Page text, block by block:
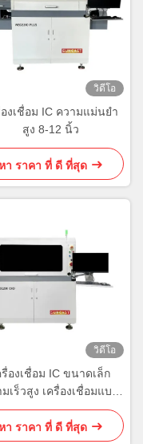
วิดีโอ
องเชื่อม IC ความแม่นยํา
สูง 8-12 นิ้ว
า ราคา ที่ ดี ที่สุด
วิดีโอ
รื่องเชื่อม IC ขนาดเล็ก
เร็วสูง เครื่องเชื่อมแบบ
พลาตฟอร์มโมดูล
า ราคา ที่ ดี ที่สุด